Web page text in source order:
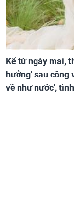
Kể từ ngày mai,
hưởng' sau công
về như nước',